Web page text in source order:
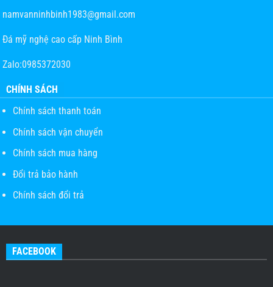
namvanninhbinh1983@gmail.com
Đá mỹ nghệ cao cấp Ninh Bình
Zalo:0985372030
CHÍNH SÁCH
Chính sách thanh toán
Chính sách vận chuyển
Chính sách mua hàng
Đổi trả bảo hành
Chính sách đổi trả
FACEBOOK